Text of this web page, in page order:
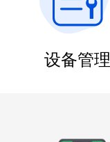
设备管理